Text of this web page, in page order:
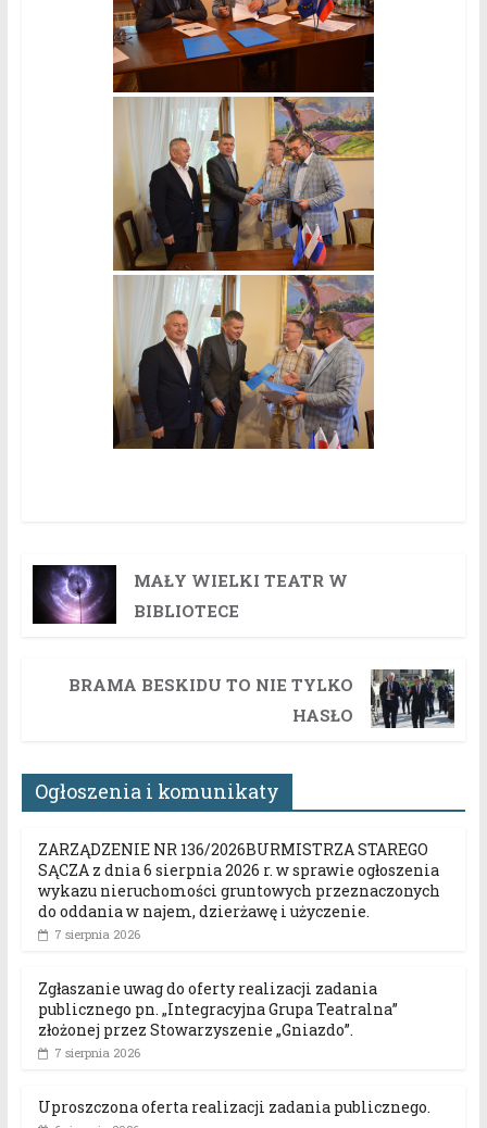
MAŁY WIELKI TEATR W
BIBLIOTECE
BRAMA BESKIDU TO NIE TYLKO
HASŁO
Ogłoszenia i komunikaty
ZARZĄDZENIE NR 136/2026BURMISTRZA STAREGO
SĄCZA z dnia 6 sierpnia 2026 r. w sprawie ogłoszenia
wykazu nieruchomości gruntowych przeznaczonych
do oddania w najem, dzierżawę i użyczenie.
7 sierpnia 2026
Zgłaszanie uwag do oferty realizacji zadania
publicznego pn. „Integracyjna Grupa Teatralna”
złożonej przez Stowarzyszenie „Gniazdo”.
7 sierpnia 2026
Uproszczona oferta realizacji zadania publicznego.